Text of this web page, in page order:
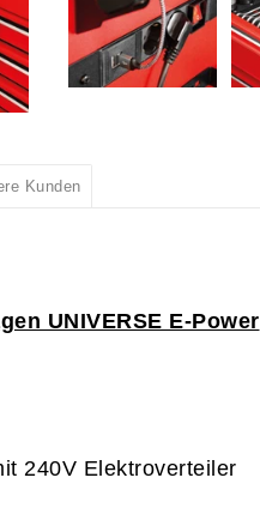
Kunden
UNIVERSE E-Power
240V Elektroverteiler